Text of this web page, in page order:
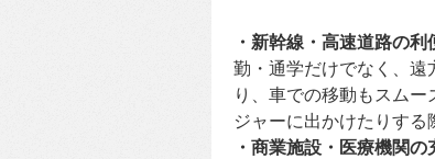
・新幹線・高速道路の利
勤・通学だけでなく、遠
り、車での移動もスム
ジャーに出かけたりする
・商業施設・医療機関の